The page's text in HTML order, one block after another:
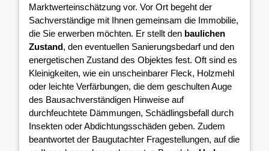
Marktwerteinschätzung vor. Vor Ort begeht der
Sachverständige mit Ihnen gemeinsam die Immobilie,
die Sie erwerben möchten. Er stellt den baulichen
Zustand, den eventuellen Sanierungsbedarf und den
energetischen Zustand des Objektes fest. Oft sind es
Kleinigkeiten, wie ein unscheinbarer Fleck, Holzmehl
oder leichte Verfärbungen, die dem geschulten Auge
des Bausachverständigen Hinweise auf
durchfeuchtete Dämmungen, Schädlingsbefall durch
Insekten oder Abdichtungsschäden geben. Zudem
beantwortet der Baugutachter Fragestellungen, auf die